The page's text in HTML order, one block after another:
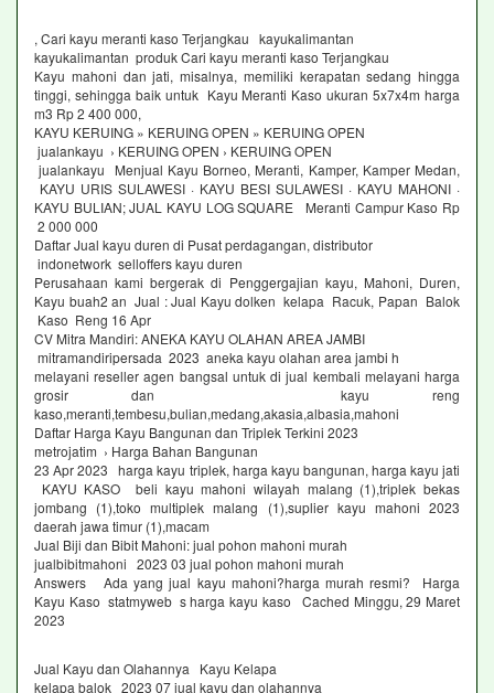
, Cari kayu meranti kaso Terjangkau kayukalimantan
kayukalimantan produk Cari kayu meranti kaso Terjangkau
Kayu mahoni dan jati, misalnya, memiliki kerapatan sedang hingga
tinggi, sehingga baik untuk Kayu Meranti Kaso ukuran 5x7x4m harga
m3 Rp 2 400 000,
KAYU KERUING » KERUING OPEN » KERUING OPEN
jualankayu › KERUING OPEN › KERUING OPEN
jualankayu Menjual Kayu Borneo, Meranti, Kamper, Kamper Medan,
KAYU URIS SULAWESI · KAYU BESI SULAWESI · KAYU MAHONI ·
KAYU BULIAN; JUAL KAYU LOG SQUARE Meranti Campur Kaso Rp
2 000 000
Daftar Jual kayu duren di Pusat perdagangan, distributor
indonetwork selloffers kayu duren
Perusahaan kami bergerak di Penggergajian kayu, Mahoni, Duren,
Kayu buah2 an Jual : Jual Kayu dolken kelapa Racuk, Papan Balok
Kaso Reng 16 Apr
CV Mitra Mandiri: ANEKA KAYU OLAHAN AREA JAMBI
mitramandiripersada 2023 aneka kayu olahan area jambi h
melayani reseller agen bangsal untuk di jual kembali melayani harga
grosir dan kayu reng
kaso,meranti,tembesu,bulian,medang,akasia,albasia,mahoni
Daftar Harga Kayu Bangunan dan Triplek Terkini 2023
metrojatim › Harga Bahan Bangunan
23 Apr 2023 harga kayu triplek, harga kayu bangunan, harga kayu jati
KAYU KASO beli kayu mahoni wilayah malang (1),triplek bekas
jombang (1),toko multiplek malang (1),suplier kayu mahoni 2023
daerah jawa timur (1),macam
Jual Biji dan Bibit Mahoni: jual pohon mahoni murah
jualbibitmahoni 2023 03 jual pohon mahoni murah
Answers Ada yang jual kayu mahoni?harga murah resmi? Harga
Kayu Kaso statmyweb s harga kayu kaso Cached Minggu, 29 Maret
2023
Jual Kayu dan Olahannya Kayu Kelapa
kelapa balok 2023 07 jual kayu dan olahannya